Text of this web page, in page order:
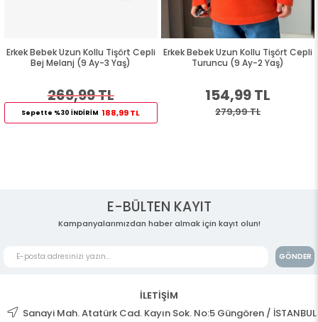
Erkek Bebek Uzun Kollu Tişört Cepli
Bej Melanj (9 Ay-3 Yaş)
269,99 TL
Sepette %30 İNDİRİM 188,99 TL
Erkek Bebek Uzun Kollu Tişört Cepli
Turuncu (9 Ay-2 Yaş)
154,99 TL
279,99 TL
E-BÜLTEN KAYIT
Kampanyalarımızdan haber almak için kayıt olun!
GÖNDER
İLETİŞİM
Sanayi Mah. Atatürk Cad. Kayın Sok. No:5 Güngören / İSTANBUL